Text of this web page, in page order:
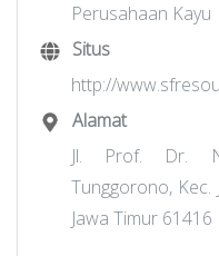
Perusahaan Kayu
Situs
http://
Alamat
Jl. Prof. Dr.
Tunggorono, Kec.
Jawa Timur 61416